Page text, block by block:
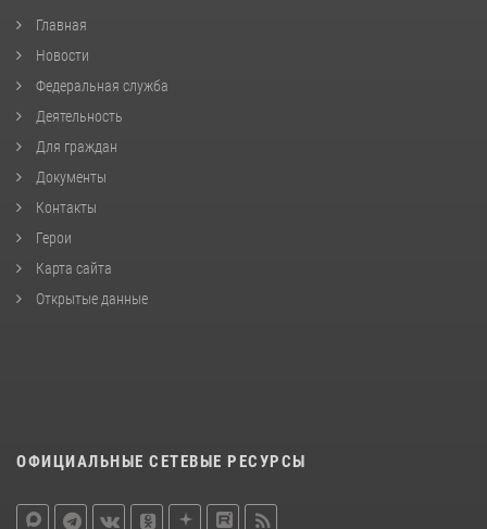
Главная
Новости
Федеральная служба
Деятельность
Для граждан
Документы
Контакты
Герои
Карта сайта
Открытые данные
ОФИЦИАЛЬНЫЕ СЕТЕВЫЕ РЕСУРСЫ